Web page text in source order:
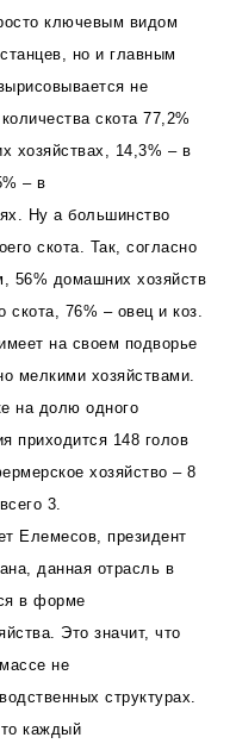
ключевым видом
но и главным
не
скота 77,2%
хозяйствах, 14,3% – в
– в
Ну а большинство
скота. Так, согласно
56% домашних хозяйств
скота, 76% – овец и коз.
на своем подворье
мелкими хозяйствами.
на долю одного
приходится 148 голов
хозяйство – 8
3.
Елемесов, президент
данная отрасль в
в форме
Это значит, что
не
структурах.
каждый